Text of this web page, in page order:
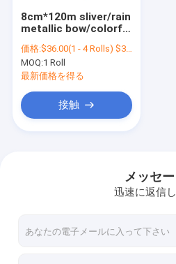
お問い合わせ
8cm*120m sliver/rain
metallic bow/colorful
size hot stamping
foil
価格:$36.00(1 - 4 Rolls) $34.00(>=5 Rolls)
MOQ:1 Roll
最新価格を得る
接触
メッセ
迅速に返信